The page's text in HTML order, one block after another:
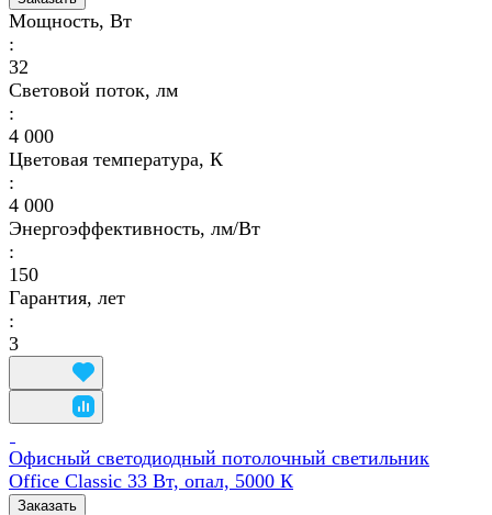
Мощность, Вт
:
32
Световой поток, лм
:
4 000
Цветовая температура, К
:
4 000
Энергоэффективность, лм/Вт
:
150
Гарантия, лет
:
3
Офисный светодиодный потолочный светильник
Office Classic 33 Вт, опал, 5000 К
Заказать